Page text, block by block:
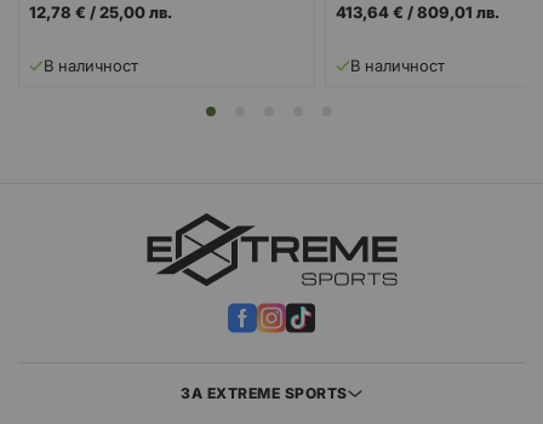
12,78 € /25,00 лв.
В наличност
413,64 € /809,01 лв.
В наличност
ЗА EXTREME SPORTS